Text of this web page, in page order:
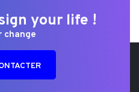
your life !
change